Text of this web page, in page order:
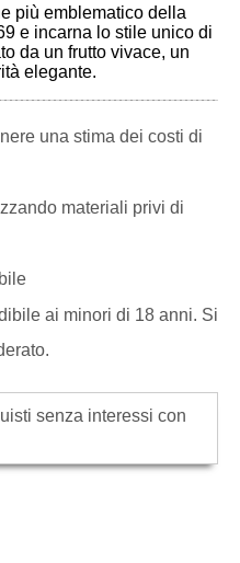
più emblematico della
e incarna lo stile unico di
da un frutto vivace, un
elegante.
una stima dei costi di
materiali privi di
ai minori di 18 anni. Si
senza interessi con